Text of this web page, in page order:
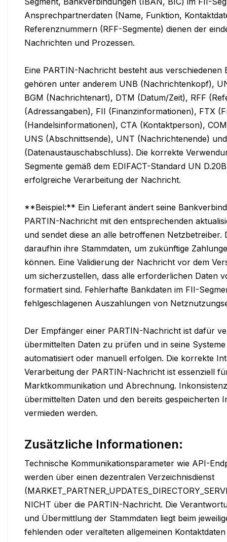
Ansprechpartnerdaten (Name, Funktion,
Referenznummern (RFF-Segmente) dienen der
Nachrichten und Prozessen.
Eine PARTIN-Nachricht besteht aus verschiedenen
gehören unter anderem UNB (Nachrichtenkopf),
BGM (Nachrichtenart), DTM (Datum/Zeit), RFF
(Adressangaben), FII (Finanzinformationen), FTX
(Handelsinformationen), CTA (Kontaktperson),
UNS (Abschnittsende), UNT (Nachrichtenende)
(Datenaustauschabschluss). Die korrekte
Segmente gemäß dem EDIFACT-Standard UN
erfolgreiche Verarbeitung der Nachricht.
**Beispiel:** Ein Lieferant ändert seine
PARTIN-Nachricht mit den entsprechenden
und sendet diese an alle betroffenen Netzbetreiber.
daraufhin ihre Stammdaten, um zukünftige
können. Eine Validierung der Nachricht vor dem
um sicherzustellen, dass alle erforderlichen Daten
formatiert sind. Fehlerhafte Bankdaten im FII-
fehlgeschlagenen Auszahlungen von
Der Empfänger einer PARTIN-Nachricht ist dafür
übermittelten Daten zu prüfen und in seine
automatisiert oder manuell erfolgen. Die korrekte
Verarbeitung der PARTIN-Nachricht ist essenziell
Marktkommunikation und Abrechnung.
übermittelten Daten und den bereits gespeicherten
vermieden werden.
Zusätzliche Informationen:
Technische Kommunikationsparameter wie API-
werden über einen dezentralen Verzeichnisdienst
NICHT über die PARTIN-Nachricht. Die
und Übermittlung der Stammdaten liegt beim
fehlenden oder veralteten allgemeinen